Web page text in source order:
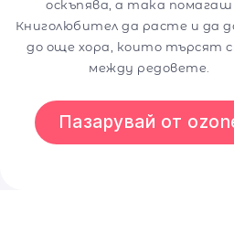
оскъпява, а така помагаш
Книголюбител да расте и да
до още хора, които търсят
между редовете.
Пазарувай от